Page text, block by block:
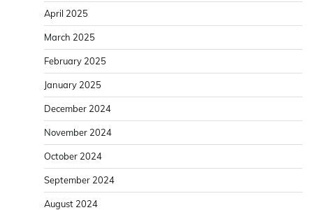
April 2025
March 2025
February 2025
January 2025
December 2024
November 2024
October 2024
September 2024
August 2024